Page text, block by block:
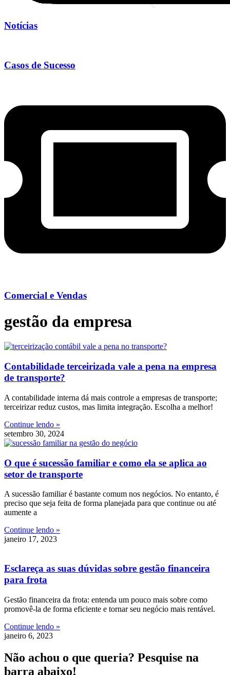
Notícias
Casos de Sucesso
Comercial e Vendas
gestão da empresa
Contabilidade terceirizada vale a pena na empresa
de transporte?
A contabilidade interna dá mais controle a empresas de transporte;
terceirizar reduz custos, mas limita integração. Escolha a melhor!
Continue lendo »
setembro 30, 2024
O que é sucessão familiar e como ela se aplica ao
setor de transporte
A sucessão familiar é bastante comum nos negócios. No entanto, é
preciso que seja feita de forma planejada para que continue ou até
aumente a
Continue lendo »
janeiro 17, 2023
Esclareça as suas dúvidas sobre gestão financeira
para frota
Gestão financeira da frota: entenda um pouco mais sobre como
promovê-la de forma eficiente e tornar seu negócio mais rentável.
Continue lendo »
janeiro 6, 2023
Não achou o que queria? Pesquise na
barra abaixo!